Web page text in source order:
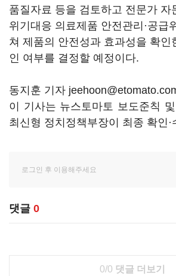
품질자료 등을 검토하고 전문가 자
위기대응 의료제품 안전관리·공급
쳐 제품의 안전성과 효과성을 확인
인 여부를 결정할 예정이다.
동지훈 기자
이 기사는 뉴스토마토 보도준칙
최신형 정치정책부장이 최종 확인·
댓글 0
0/0 댓글 더보기